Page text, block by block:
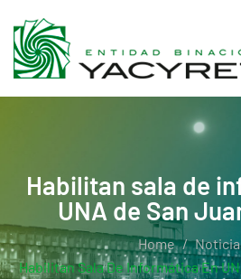
Habilitan sala de
UNA de San
Home
Habilitan Sala De Informática En